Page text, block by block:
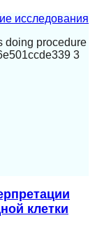
исследования
клетки